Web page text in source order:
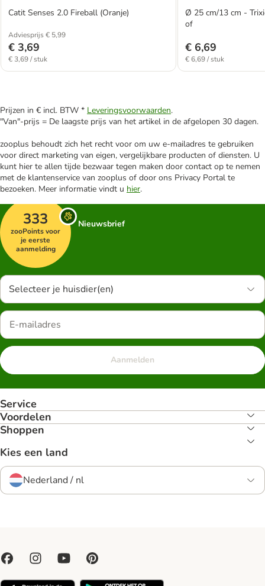
Catit Senses 2.0 Fireball (Oranje)
Adviesprijs € 5,99
€ 3,69
€ 3,69 / stuk
Ø 25 cm/13 cm -
of
€ 6,69
€ 6,69 / stuk
Prijzen in € incl. BTW * Leveringsvoorwaarden.
"Van"-prijs = De laagste prijs van het artikel in de afgelopen 30 dagen.
zooplus behoudt zich het recht voor om uw e-mailadres te gebruiken
voor direct marketing van eigen, vergelijkbare producten of diensten. U
kunt hier te allen tijde bezwaar tegen maken door contact op te nemen
met de klantenservice van zooplus of door ons Privacy Portal te
bezoeken. Meer informatie vindt u hier.
333
zooPoints voor
je eerste
aanmelding
Nieuwsbrief
Selecteer je huisdier(en)
Aanmelden
Service
Voordelen
Shoppen
Kies een land
Nederland / nl